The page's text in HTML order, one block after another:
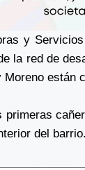
y
la red de
están
primeras
del barrio.